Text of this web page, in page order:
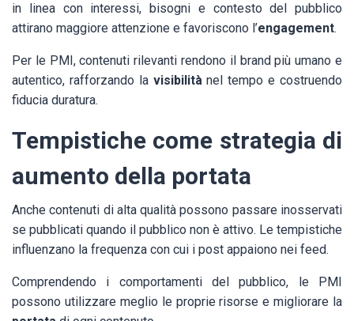
in linea con interessi, bisogni e contesto del pubblico
attirano maggiore attenzione e favoriscono l’engagement.
Per le PMI, contenuti rilevanti rendono il brand più umano e
autentico, rafforzando la visibilitànel tempo e costruendo
fiducia duratura.
Tempistiche come strategia di
aumento della portata
Anche contenuti di alta qualità possono passare inosservati
se pubblicati quando il pubblico non è attivo. Le tempistiche
influenzano la frequenza con cui i post appaiono nei feed.
Comprendendo i comportamenti del pubblico, le PMI
possono utilizzare meglio le proprie risorse e migliorare la